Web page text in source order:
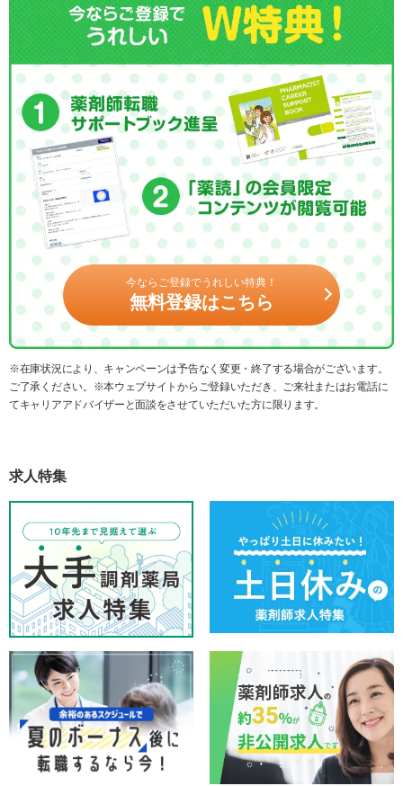
今ならご登録でうれしい特典！
無料登録はこちら
※在庫状況により、キャンペーンは予告なく変更・終了する場合がございます。
ご了承ください。※本ウェブサイトからご登録いただき、ご来社またはお電話に
てキャリアアドバイザーと面談をさせていただいた方に限ります。
求人特集